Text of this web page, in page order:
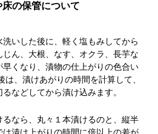
の保管について
いした後に、軽く塩もみしてから
ん、大根、なす、オクラ、長芋な
くなり、漬物の仕上がりの色合い
は、漬けあがりの時間を計算して、
などしてから漬け込みます。
なら、丸々１本漬けるのと、縦半